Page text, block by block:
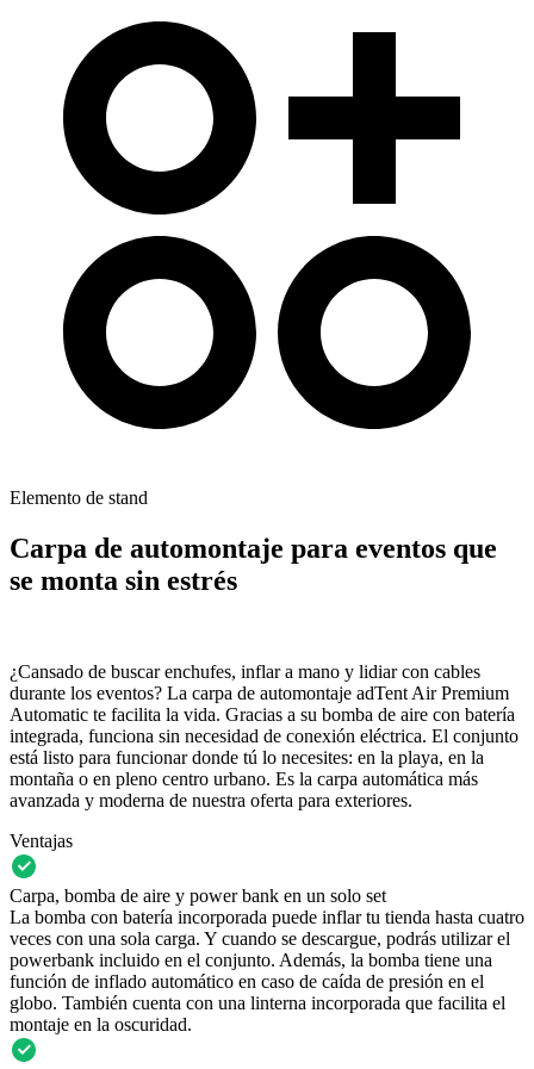
Elemento de stand
Carpa de automontaje para eventos que
se monta sin estrés
¿Cansado de buscar enchufes, inflar a mano y lidiar con cables
durante los eventos? La carpa de automontaje adTent Air Premium
Automatic te facilita la vida. Gracias a su bomba de aire con batería
integrada, funciona sin necesidad de conexión eléctrica. El conjunto
está listo para funcionar donde tú lo necesites: en la playa, en la
montaña o en pleno centro urbano. Es la carpa automática más
avanzada y moderna de nuestra oferta para exteriores.
Ventajas
Carpa, bomba de aire y power bank en un solo set
La bomba con batería incorporada puede inflar tu tienda hasta cuatro
veces con una sola carga. Y cuando se descargue, podrás utilizar el
powerbank incluido en el conjunto. Además, la bomba tiene una
función de inflado automático en caso de caída de presión en el
globo. También cuenta con una linterna incorporada que facilita el
montaje en la oscuridad.